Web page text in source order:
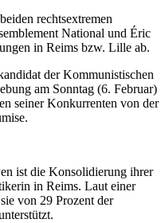
rechtsextremen
National und Éric
in Reims bzw. Lille ab.
der Kommunistischen
am Sonntag (6. Februar)
seiner Konkurrenten von der
ist die Konsolidierung ihrer
in Reims. Laut einer
von 29 Prozent der